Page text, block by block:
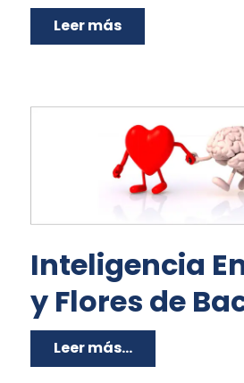
Leer más
Inteligencia
y Flores de
Leer más...